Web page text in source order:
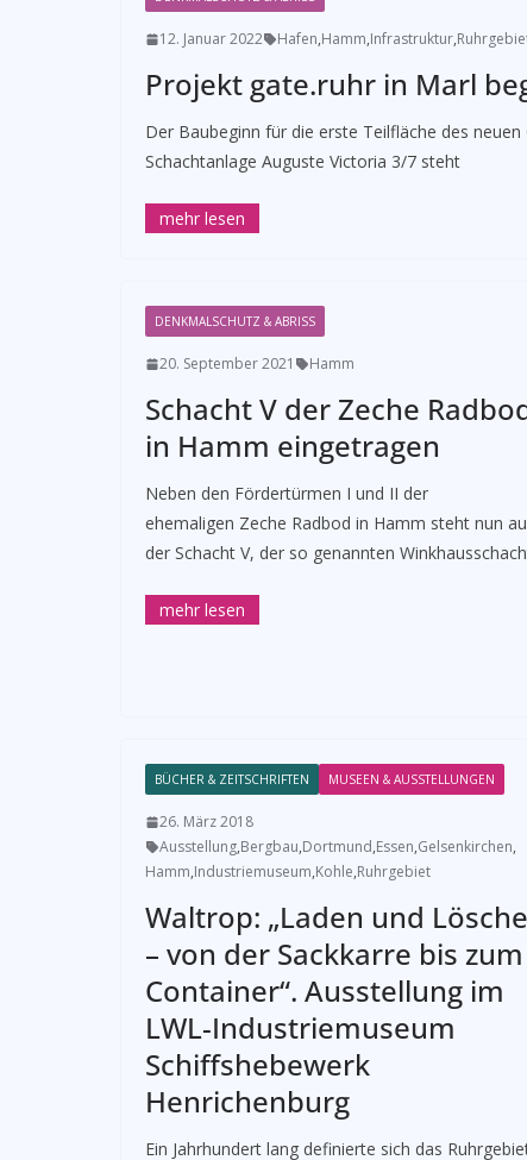
12. Januar 2022 Hafen,Hamm,Infrastruktur,
Projekt gate.ruhr in Marl
Der Baubeginn für die erste Teilfläche des
Schachtanlage Auguste Victoria 3/7 steht
DENKMALSCHUTZ & ABRISS
20. September 2021 Hamm
Schacht V der Zeche
in Hamm eingetragen
Neben den Fördertürmen I und II der
ehemaligen Zeche Radbod in Hamm steht nun
der Schacht V, der so genannten
BÜCHER & ZEITSCHRIFTEN MUSEEN & AUSSTELLUNGEN
26. März 2018
Ausstellung,Bergbau,Dortmund,Essen,Gelsenkirchen,
Hamm,Industriemuseum,Kohle,Ruhrgebiet
Waltrop: „Laden und
– von der Sackkarre bis zum
Container“. Ausstellung im
LWL-Industriemuseum
Schiffshebewerk
Henrichenburg
Ein Jahrhundert lang definierte sich das